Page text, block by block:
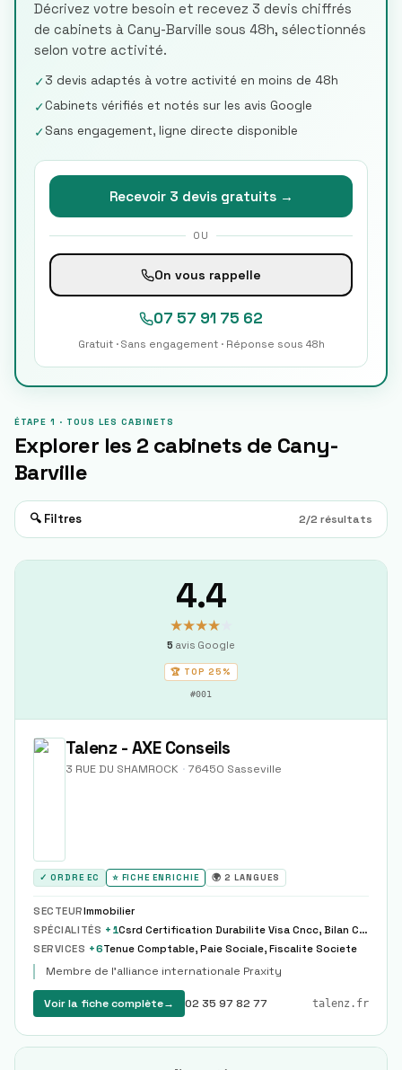
Décrivez votre besoin et recevez 3 devis chiffrés
de cabinets à Cany-Barville sous 48h, sélectionnés
selon votre activité.
✓3 devis adaptés à votre activité en moins de 48h
✓Cabinets vérifiés et notés sur les avis Google
✓Sans engagement, ligne directe disponible
Recevoir 3 devis gratuits →
OU
On vous rappelle
07 57 91 75 62
Gratuit · Sans engagement · Réponse sous 48h
ÉTAPE 1 · TOUS LES CABINETS
Explorer les 2 cabinets de Cany-
Barville
🔍 Filtres 2/2 résultats
4.4
★★★★
5 avis Google
🏆 TOP 25%
#001
Talenz - AXE Conseils
3 RUE DU SHAMROCK · 76450 Sasseville
✓ ORDRE EC ⭐ FICHE ENRICHIE 🌍 2 LANGUES
SECTEURImmobilier
SPÉCIALITÉS + 1
Csrd Certification Durabilite Visa Cncc, Bilan Carbone Empreinte
SERVICES +6Tenue Comptable, Paie Sociale, Fiscalite Societe
Membre de l'alliance internationale Praxity
Voir la fiche complète→ 02 35 97 82 77 talenz.fr